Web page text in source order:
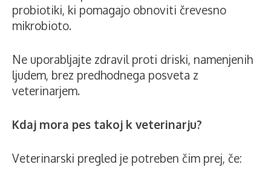
probiotiki, ki pomagajo obnoviti črevesno
mikrobioto.
Ne uporabljajte zdravil proti driski, namenjenih
ljudem, brez predhodnega posveta z
veterinarjem.
Kdaj mora pes takoj k veterinarju?
Veterinarski pregled je potreben čim prej, če: